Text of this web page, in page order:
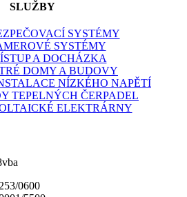
SLUŽBY
SYSTÉMY
SYSTÉMY
A DOCHÁZKA
DOMY A BUDOVY
NÍZKÉHO NAPĚTÍ
TEPELNÝCH ČERPADEL
ELEKTRÁRNY
0600